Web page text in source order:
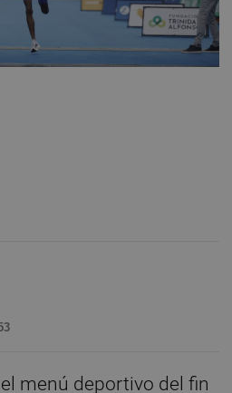
menú deportivo del fin